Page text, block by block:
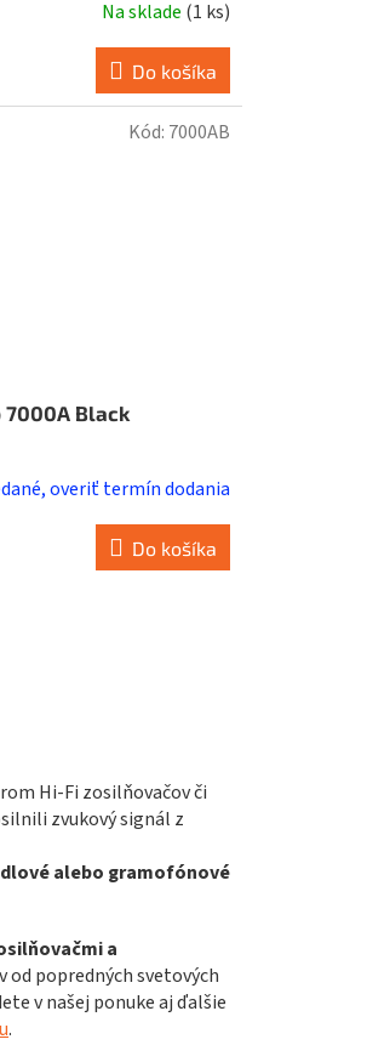
Na sklade (1 ks)
Do košíka
Black
overiť termín dodania
Do košíka
Kód: 7000AB
Hi-Fi zosilňovačov či
zvukový signál z
alebo gramofónové
a
od popredných svetových
v našej ponuke aj ďalšie
.